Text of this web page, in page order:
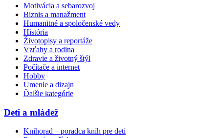
Motivácia a sebarozvoj
Biznis a manažment
Humanitné a spoločenské vedy
História
Životopisy a reportáže
Vzťahy a rodina
Zdravie a životný štýl
Počítače a internet
Hobby
Umenie a dizajn
Ďalšie kategórie
Deti a mládež
Knihorad – poradca kníh pre deti